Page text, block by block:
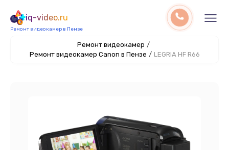
iq-video.ru
Ремонт видеокамер в Пензе
Ремонт видеокамер /
Ремонт видеокамер Canon в Пензе / LEGRIA HF R66